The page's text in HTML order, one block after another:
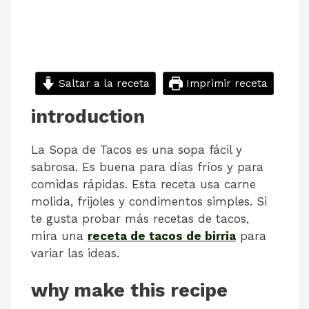
Saltar a la receta Imprimir receta
introduction
La Sopa de Tacos es una sopa fácil y
sabrosa. Es buena para días fríos y para
comidas rápidas. Esta receta usa carne
molida, frijoles y condimentos simples. Si
te gusta probar más recetas de tacos,
mira una receta de tacos de birria para
variar las ideas.
why make this recipe